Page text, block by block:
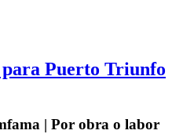
Puerto Triunfo
| Por obra o labor